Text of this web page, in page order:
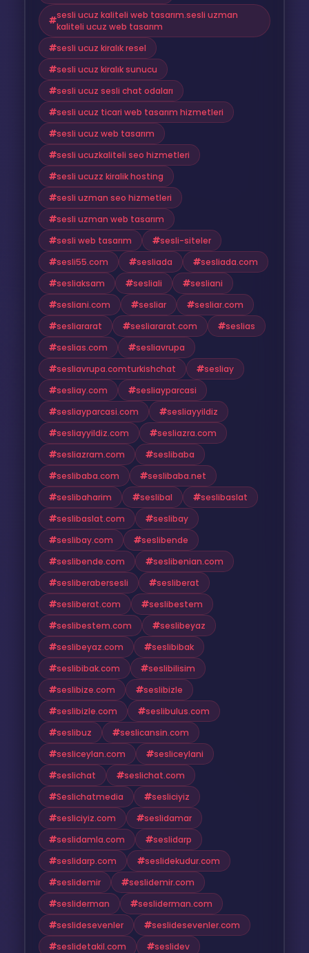
sesli ucuz kaliteli web tasarım.sesli uzman
kaliteli ucuz web tasarım
sesli ucuz kiralık resel
sesli ucuz kiralık sunucu
sesli ucuz sesli chat odaları
sesli ucuz ticari web tasarım hizmetleri
sesli ucuz web tasarım
sesli ucuzkaliteli seo hizmetleri
sesli ucuzz kiralik hosting
sesli uzman seo hizmetleri
sesli uzman web tasarım
sesli web tasarım
sesli-siteler
sesli55.com
sesliada
sesliada.com
sesliaksam
sesliali
sesliani
sesliani.com
sesliar
sesliar.com
sesliararat
sesliararat.com
seslias
seslias.com
sesliavrupa
sesliavrupa.comturkishchat
sesliay
sesliay.com
sesliayparcasi
sesliayparcasi.com
sesliayyildiz
sesliayyildiz.com
sesliazra.com
sesliazram.com
seslibaba
seslibaba.com
seslibaba.net
seslibaharim
seslibal
seslibaslat
seslibaslat.com
seslibay
seslibay.com
seslibende
seslibende.com
seslibenian.com
sesliberabersesli
sesliberat
sesliberat.com
seslibestem
seslibestem.com
seslibeyaz
seslibeyaz.com
seslibibak
seslibibak.com
seslibilisim
seslibize.com
seslibizle
seslibizle.com
seslibulus.com
seslibuz
seslicansin.com
sesliceylan.com
sesliceylani
seslichat
seslichat.com
Seslichatmedia
sesliciyiz
sesliciyiz.com
seslidamar
seslidamla.com
seslidarp
seslidarp.com
seslidekudur.com
seslidemir
seslidemir.com
sesliderman
sesliderman.com
seslidesevenler
seslidesevenler.com
seslidetakil.com
seslidev